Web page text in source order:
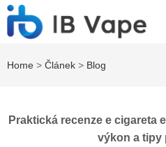
Home > Článek > Blog
Praktická recenze e cigareta
výkon a tipy